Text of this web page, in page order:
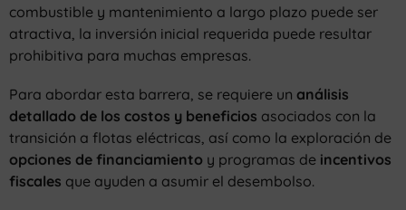
combustible y mantenimiento a largo plazo puede ser
atractiva, la inversión inicial requerida puede resultar
prohibitiva para muchas empresas.
Para abordar esta barrera, se requiere un análisis
detallado de los costos y beneficios asociados con la
transición a flotas eléctricas, así como la exploración de
opciones de financiamiento y programas de incentivos
fiscales que ayuden a asumir el desembolso.